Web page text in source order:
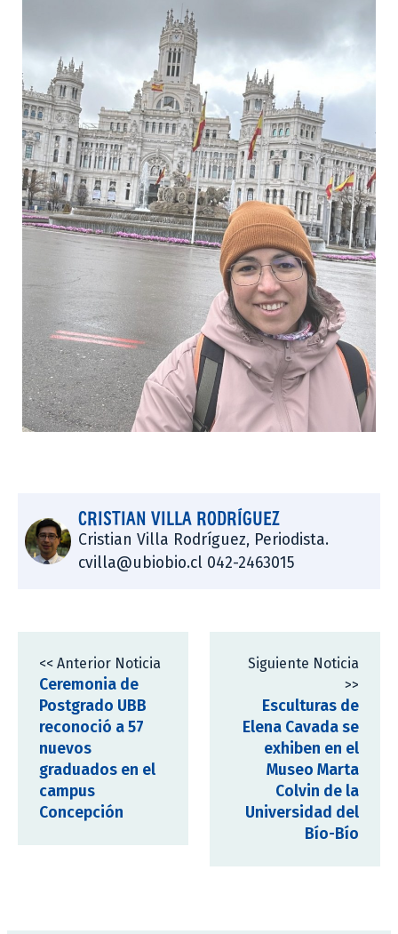
CRISTIAN VILLA RODRÍGUEZ
Cristian Villa Rodríguez, Periodista.
cvilla@ubiobio.cl 042-2463015
<< Anterior Noticia
Ceremonia de
Postgrado UBB
reconoció a 57
nuevos
graduados en el
campus
Concepción
Siguiente Noticia
>>
Esculturas de
Elena Cavada se
exhiben en el
Museo Marta
Colvin de la
Universidad del
Bío-Bío